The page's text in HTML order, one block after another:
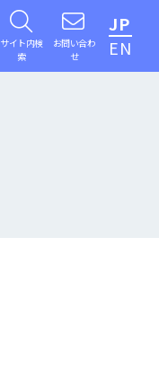
サイト内検
索
お問い合わ
せ
JP
EN